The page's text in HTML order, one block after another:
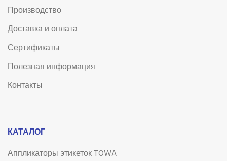
Производство
Доставка и оплата
Сертификаты
Полезная информация
Контакты
КАТАЛОГ
Аппликаторы этикеток TOWA